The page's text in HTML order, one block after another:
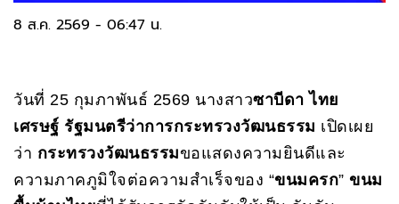
8 ส.ค. 2569 - 06:47 น.
วันที่ 25 กุมภาพันธ์ 2569 นางสาวซาบีดา ไทย
เศรษฐ์ รัฐมนตรีว่าการกระทรวงวัฒนธรรม เปิดเผย
ว่า กระทรวงวัฒนธรรมขอแสดงความยินดีและ
ความภาคภูมิใจต่อความสำเร็จของ “ขนมครก” ขนม